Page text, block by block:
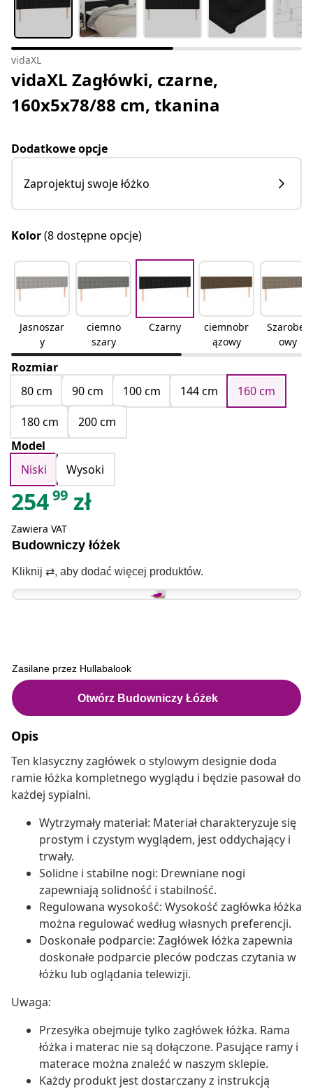
vidaXL
vidaXL Zagłówki, czarne,
160x5x78/88 cm, tkanina
Dodatkowe opcje
Zaprojektuj swoje łóżko
Kolor(8 dostępne opcje)
Jasnoszar
y
ciemno
szary
Czarny
ciemnobr
ązowy
Szarobeż
owy
Rozmiar
80 cm
90 cm 100 cm 144 cm
160 cm
180 cm
200 cm
Model
Niski
Wysoki
25499 zł
Zawiera VAT
Opis
Ten klasyczny zagłówek o stylowym designie doda
ramie łóżka kompletnego wyglądu i będzie pasował do
każdej sypialni.
Wytrzymały materiał: Materiał charakteryzuje się
prostym i czystym wyglądem, jest oddychający i
trwały.
Solidne i stabilne nogi: Drewniane nogi
zapewniają solidność i stabilność.
Regulowana wysokość: Wysokość zagłówka łóżka
można regulować według własnych preferencji.
Doskonałe podparcie: Zagłówek łóżka zapewnia
doskonałe podparcie pleców podczas czytania w
łóżku lub oglądania telewizji.
Uwaga:
Przesyłka obejmuje tylko zagłówek łóżka. Rama
łóżka i materac nie są dołączone. Pasujące ramy i
materace można znaleźć w naszym sklepie.
Każdy produkt jest dostarczany z instrukcją